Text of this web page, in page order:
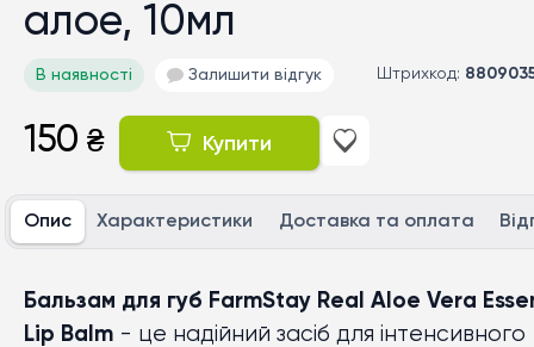
алое, 10мл
В наявності Залишити відгук Штрихкод:
150 ₴ Купити
Опис Характеристики Доставка та оплата
Бальзам для губ FarmStay Real Aloe Vera
Lip Balm - це надійний засіб для інтенсивного